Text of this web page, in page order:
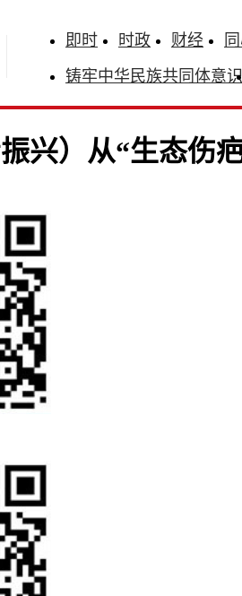
即时 时政 财经
铸牢中华民族共同体意识
振兴）从“生态伤